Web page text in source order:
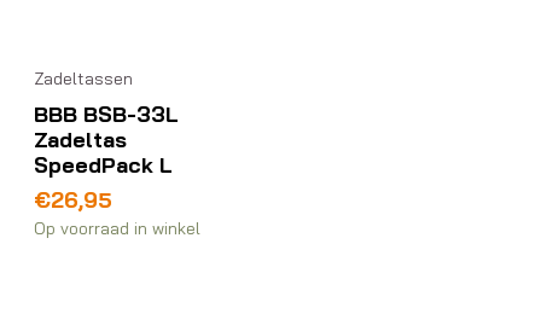
Zadeltassen
BBB BSB-33L
Zadeltas
SpeedPack L
€26,95
Op voorraad in winkel